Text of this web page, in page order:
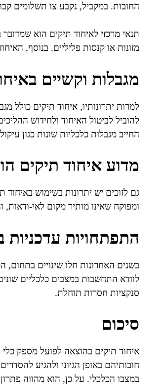
החובות. במקביל, נקבע צו תשלומים
תנאי מרכזי לאיחוד תיקים הוא שמדובר
מזונות או קנסות פליליים. בנוסף,
מגבלות וקשיים
למרות יתרונותיו, איחוד תיקים
להוביל לביטול האיחוד ולחידוש
החייב מגבלות כלכליות שונות כגון
מדוע איחוד תיקים
גם לזוכים יש יתרונות בשימוש
ומפוקח שאינו מותיר מקום לאי-
התפתחויות עדכניות
בשנים האחרונות חלו שינויים בתחום,
לוודא התחשבות במצבים כלכליים
סנקציות חסרות תוחלת.
סיכום
איחוד תיקים בהוצאה לפועל מספק כלי
חובותיהם באופן הגיוני ולהגיע
במצבו הכלכלי. על כן, הוא מהווה